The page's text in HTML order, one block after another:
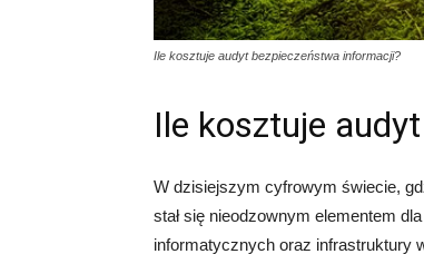
Ile kosztuje audyt bezpieczeństwa informacji?
Ile kosztuje
W dzisiejszym cyfrowym świecie,
stał się nieodzownym elementem
informatycznych oraz infrastruktury